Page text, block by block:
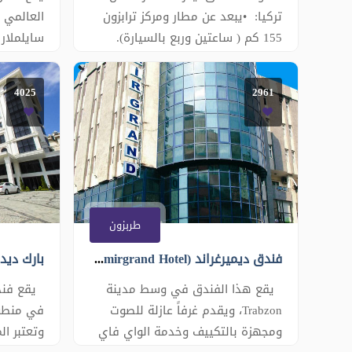
تركيا: •يبعد عن مطار ومركز ترابزون
155 كم ( ساعتين وربع بالسيارة).
•يبعد عن مدينة ريزة 85 كم ( 78
دقيقة بالسيارة). •يبعد عن بحيرة
اوزنغول 151 كم (ساعتين و20 دقيقة
بالسيارة). • يبعد عن قلعة زيل
والشلال 28 كم ( 40 دقيقة بالسيارة).
•يبعد عن دير صوميلا 195 كم (3
ساعات بالسي
وتوفر
تظهر
بوجود
المكان
�
2961
طربزون
فندق ديميرغراند (Demirgrand Hotel)
يقع هذا الفندق في وسط مدينة
Trabzon، ويقدم غرفاً عازلة للصوت
ومجهزة بالتكييف وخدمة الواي فاي
4025
في
وتعتبر